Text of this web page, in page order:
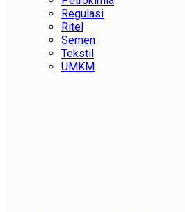
Regulasi
Ritel
Semen
Tekstil
UMKM